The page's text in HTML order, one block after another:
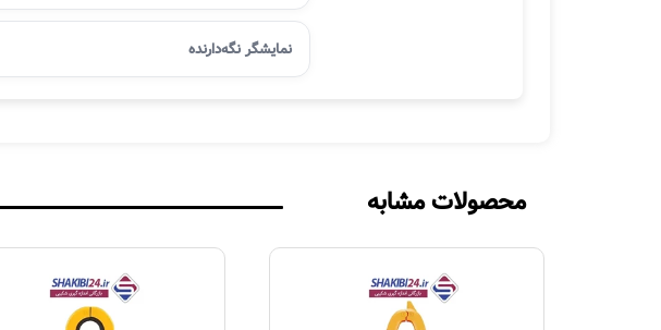
نمایشگر نگه‌دارنده
محصولات مشابه